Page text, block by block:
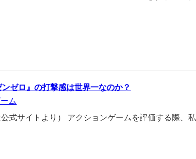
ゼロ』の打撃感は世界一なのか？
ム
式サイトより） アクションゲームを評価する際、私